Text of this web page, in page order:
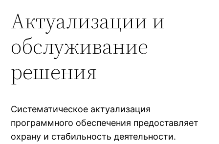
Актуализации и
обслуживание
решения
Систематическое актуализация
программного обеспечения предоставляет
охрану и стабильность деятельности.